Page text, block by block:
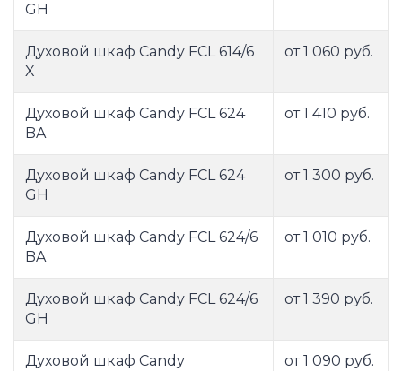
GH
Духовой шкаф Candy FCL 614/6
X
от 1 060 руб.
Духовой шкаф Candy FCL 624
BA
от 1 410 руб.
Духовой шкаф Candy FCL 624
GH
от 1 300 руб.
Духовой шкаф Candy FCL 624/6
BA
от 1 010 руб.
Духовой шкаф Candy FCL 624/6
GH
от 1 390 руб.
Духовой шкаф Candy
от 1 090 руб.